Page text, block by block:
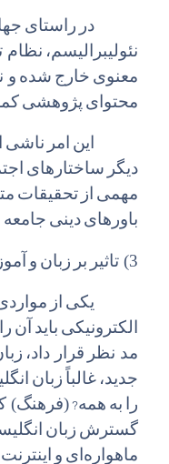
در راستای
نئولیبرالیسم، نظام
معنوی خارج شده و
محتوای پژوهشی
این امر ناشی
دیگر ساختارهای
مهمی از تحقیقات
باورهایدینی جامعه
3) تاثیر بر زبان و
یکی از
الکترونیکی باید آن را
مد نظر قرار داد،
جدید، غالباً زبان
را
به همه?(فرهنگ)
گسترش زبان
ماهواره ای و اینترنت